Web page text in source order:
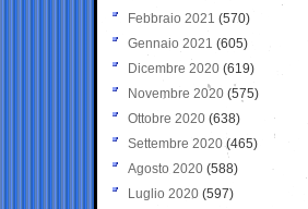
Febbraio 2021 (570)
Gennaio 2021 (605)
Dicembre 2020 (619)
Novembre 2020 (575)
Ottobre 2020 (638)
Settembre 2020(465)
Agosto 2020 (588)
Luglio 2020 (597)